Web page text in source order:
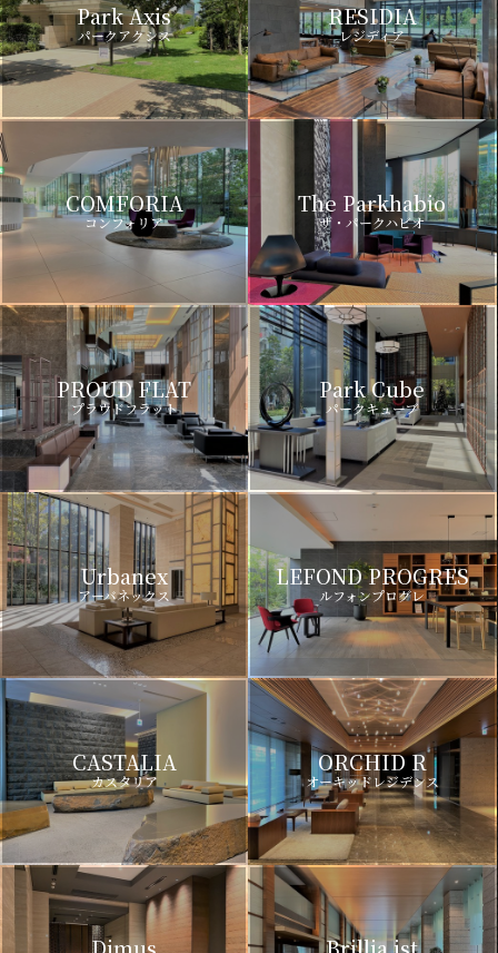
Park Axis
パークアクシス
RESIDIA
レジディア
COMFORIA
コンフォリア
The Parkhabio
ザ・パークハビオ
PROUD FLAT
プラウドフラット
Park Cube
パークキューブ
Urbanex
アーバネックス
LEFOND PROGRES
ルフォンプログレ
CASTALIA
カスタリア
ORCHID R
オーキッドレジデンス